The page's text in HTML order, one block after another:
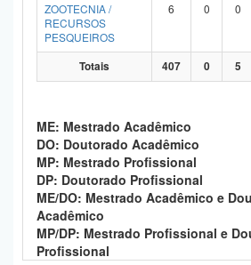
ZOOTECNIA /
RECURSOS
PESQUEIROS
6 0 0
Totais 407 0 5
ME: Mestrado Acadêmico
DO: Doutorado Acadêmico
MP: Mestrado Profissional
DP: Doutorado Profissional
ME/DO: Mestrado Acadêmico e
Acadêmico
MP/DP: Mestrado Profissional e
Profissional